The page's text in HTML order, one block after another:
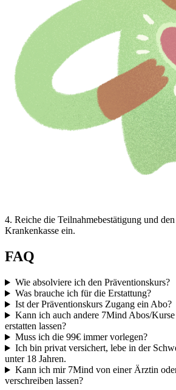
4. Reiche die Teilnahmebestätigung und
Krankenkasse ein.
FAQ
Wie absolviere ich den Präventionskurs?
Was brauche ich für die Erstattung?
Ist der Präventionskurs Zugang ein Abo?
Kann ich auch andere 7Mind Abos/
erstatten lassen?
Muss ich die 99€ immer vorlegen?
Ich bin privat versichert, lebe in der
unter 18 Jahren.
Kann ich mir 7Mind von einer Ärztin
verschreiben lassen?